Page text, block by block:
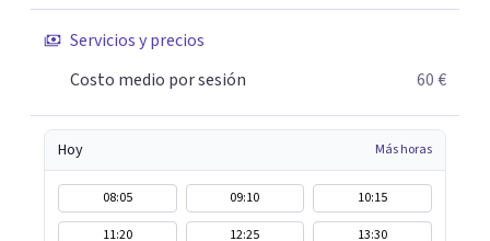
Servicios y precios
Costo medio por sesión
60 €
Hoy Más horas
08:05 09:10
10:15
11:20
12:25 13:30